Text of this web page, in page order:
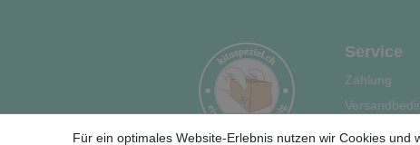
Für ein optimales Website-Erlebnis nutzen wir Cookies
Service
Zahlung
Hilfe